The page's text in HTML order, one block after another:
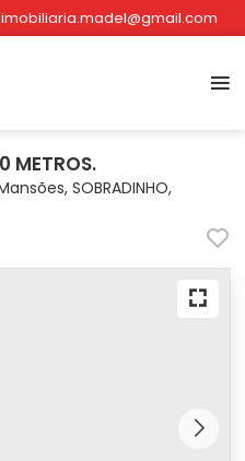
imobiliaria.madel@gmail.com
METROS.
SOBRADINHO,